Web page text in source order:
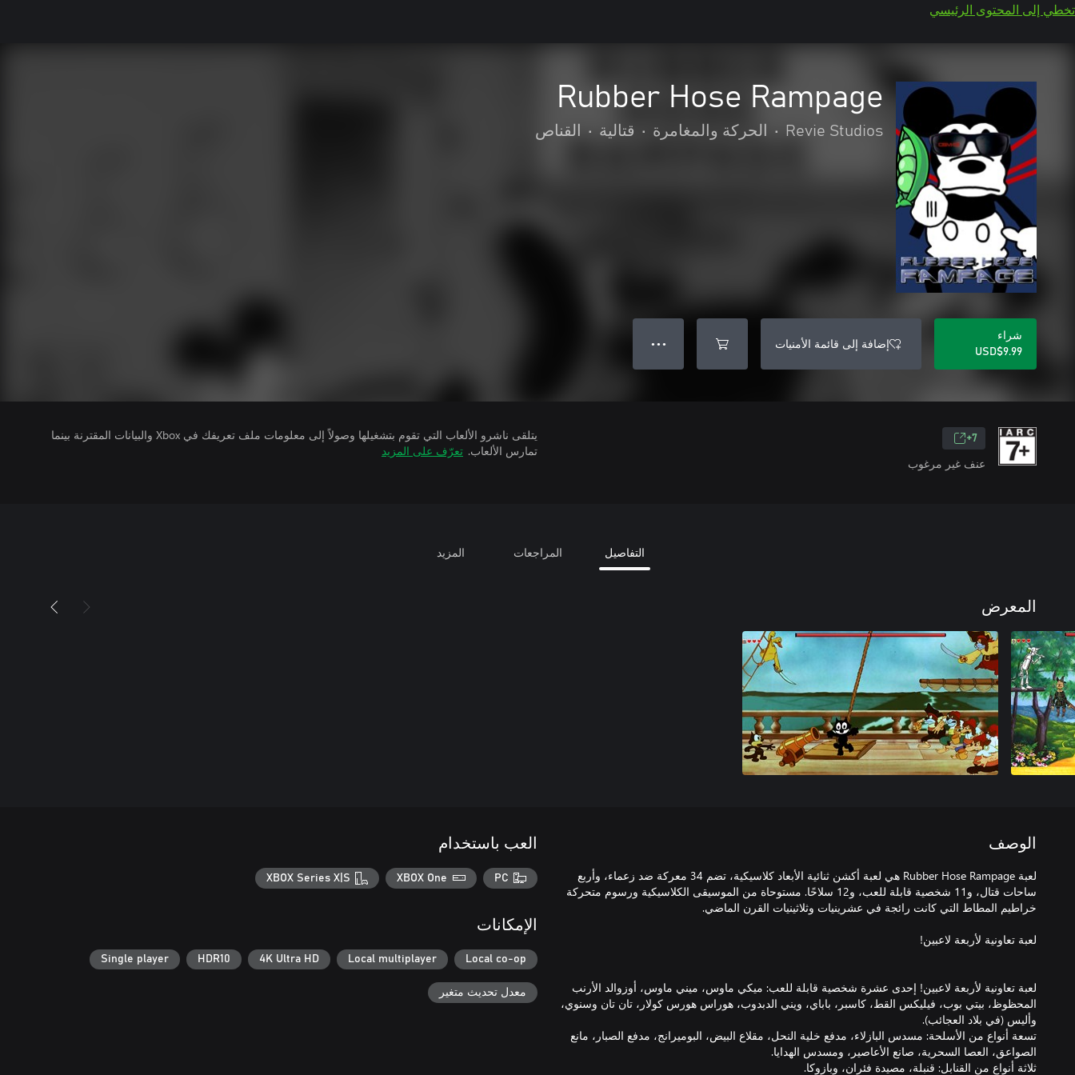
تخطي إلى المحتوى الرئيسي
Rubber Hose Rampage
Revie Studios
• الحركة والمغامرة • قتالية • القناص
شراء
USD$9.99
إضافة إلى قائمة الأمنيات ● ● ●
7+
عنف غير مرغوب
يتلقى ناشرو الألعاب التي تقوم بتشغيلها وصولاً إلى معلومات ملف تعريفك في Xbox والبيانات المقترنة بينما
تمارس الألعاب. تعرّف على المزيد
التفاصيل المراجعات المزيد
المعرض
الوصف
لعبة Rubber Hose Rampage هي لعبة أكشن ثنائية الأبعاد كلاسيكية، تضم 34 معركة ضد زعماء، وأربع
ساحات قتال، و11 شخصية قابلة للعب، و12 سلاحًا. مستوحاة من الموسيقى الكلاسيكية ورسوم متحركة
لعبة تعاونية لأربعة لاعبين! إحدى عشرة شخصية قابلة للعب: ميكي ماوس، ميني ماوس، أوزوالد الأرنب
المحظوظ، بيتي بوب، فيليكس القط، كاسبر، باباي، ويني الدبدوب، هوراس هورس كولار، تان تان وسنوي،
تسعة أنواع من الأسلحة: مسدس البازلاء، مدفع خلية النحل، مقلاع البيض، البوميرانج، مدفع الصبار، مانع
العب باستخدام
PC
XBOX One
XBOX Series X|S
الإمكانات
Local co-op
Local multiplayer
4K Ultra HD
HDR10
Single player
معدل تحديث متغير